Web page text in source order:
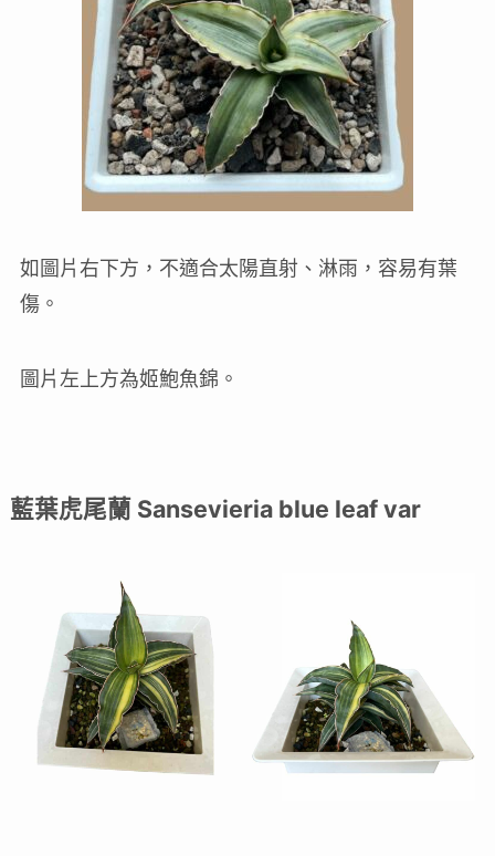
如圖片右下方，不適合太陽直射、淋雨，容易有葉
傷。
圖片左上方為姬鮑魚錦。
藍葉虎尾蘭 Sansevieria blue leaf var